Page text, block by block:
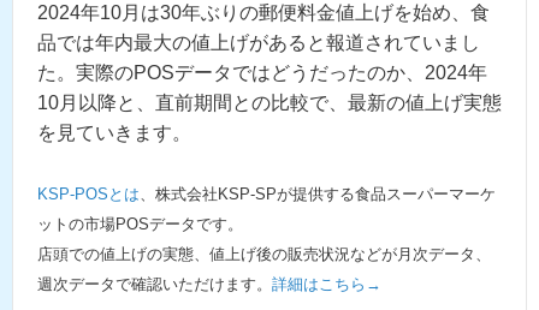
2024年10月は30年ぶりの郵便料金値上げを始め、食
品では年内最大の値上げがあると報道されていまし
た。実際のPOSデータではどうだったのか、2024年
10月以降と、直前期間との比較で、最新の値上げ実態
を見ていきます。
KSP-POSとは、株式会社KSP-SPが提供する食品スーパーマーケ
ットの市場POSデータです。
店頭での値上げの実態、値上げ後の販売状況などが月次データ、
週次データで確認いただけます。 詳細はこちら→